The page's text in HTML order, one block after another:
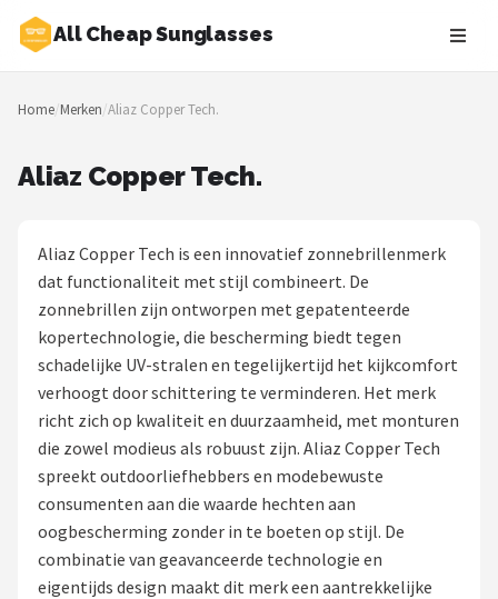
All Cheap Sunglasses
Zoeken
NAVIGATIE
Blog
Zonnebrillen
Baby zonnebrillen
Shop
POPULAIRE MERKEN
Polaroid
KIMU
Home/Merken/Aliaz Copper Tech.
Aliaz Copper Tech.
Aliaz Copper Tech is een innovatief zonnebrillenmerk
dat functionaliteit met stijl combineert. De
zonnebrillen zijn ontworpen met gepatenteerde
kopertechnologie, die bescherming biedt tegen
schadelijke UV-stralen en tegelijkertijd het kijkcomfort
verhoogt door schittering te verminderen. Het merk
richt zich op kwaliteit en duurzaamheid, met monturen
die zowel modieus als robuust zijn. Aliaz Copper Tech
spreekt outdoorliefhebbers en modebewuste
consumenten aan die waarde hechten aan
oogbescherming zonder in te boeten op stijl. De
combinatie van geavanceerde technologie en
eigentijds design maakt dit merk een aantrekkelijke